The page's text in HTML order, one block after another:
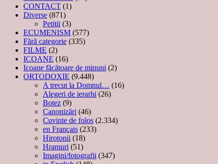
CONTACT (1)
Diverse (871)
Petiţii (3)
ECUMENISM (577)
Fără categorie (335)
FILME (2)
ICOANE (16)
Icoane făcătoare de minuni (2)
ORTODOXIE (9.448)
A trecut la Domnul… (16)
Alegeri de ierarhi (26)
Botez (9)
Canonizări (46)
Cuvinte de folos (2.334)
en Français (233)
Hirotonii (18)
Hramuri (51)
Imagini/fotografii (347)